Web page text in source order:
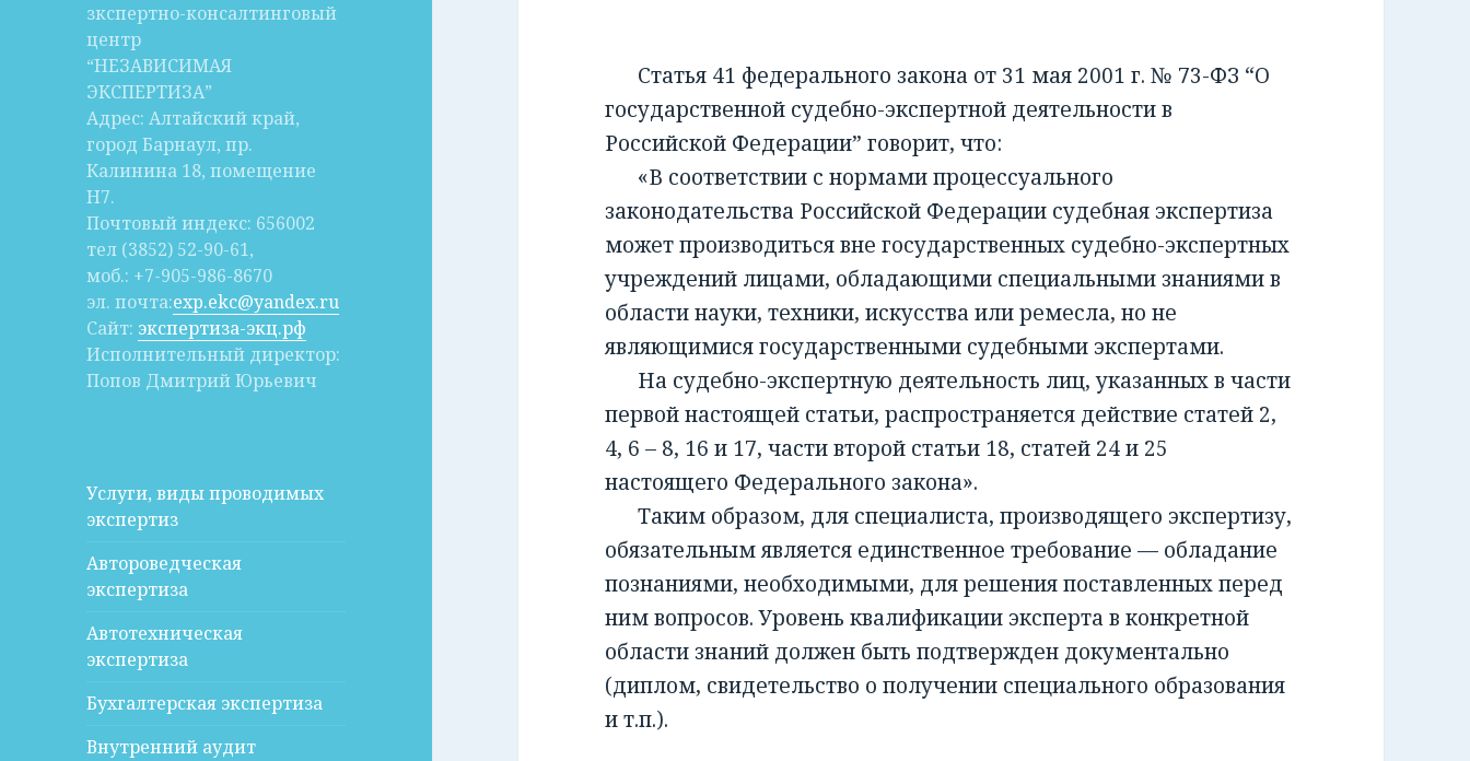
зкспертно-консалтинговый
центр
“НЕЗАВИСИМАЯ
ЭКСПЕРТИЗА”
Адрес: Алтайский край,
город Барнаул, пр.
Калинина 18, помещение
Н7.
Почтовый индекс: 656002
тел (3852) 52-90-61,
моб.: +7-905-986-8670
эл. почта:exp.ekc@yandex.ru
Сайт: экспертиза-экц.рф
Исполнительный директор:
Попов Дмитрий Юрьевич
Услуги, виды проводимых
экспертиз
Автороведческая
экспертиза
Автотехническая
экспертиза
Бухгалтерская экспертиза
Внутренний аудит
Статья 41 федерального закона от 31 мая 2001 г. № 73-ФЗ “О
государственной судебно-экспертной деятельности в
Российской Федерации” говорит, что:
«В соответствии с нормами процессуального
законодательства Российской Федерации судебная экспертиза
может производиться вне государственных судебно-экспертных
учреждений лицами, обладающими специальными знаниями в
области науки, техники, искусства или ремесла, но не
являющимися государственными судебными экспертами.
На судебно-экспертную деятельность лиц, указанных в части
первой настоящей статьи, распространяется действие статей 2,
4, 6 – 8, 16 и 17, части второй статьи 18, статей 24 и 25
настоящего Федерального закона».
Таким образом, для специалиста, производящего экспертизу,
обязательным является единственное требование — обладание
познаниями, необходимыми, для решения поставленных перед
ним вопросов. Уровень квалификации эксперта в конкретной
области знаний должен быть подтвержден документально
(диплом, свидетельство о получении специального образования
и т.п.).